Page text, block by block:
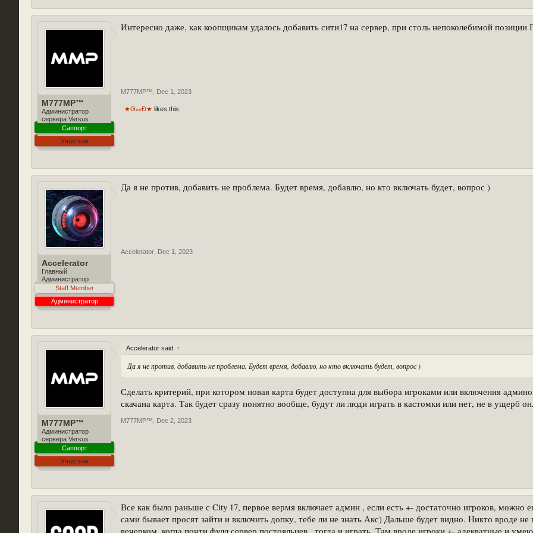
M777MP™
Администратор
сервера Versus
Саппорт
Участник
Интересно даже, как коопщикам удалось добавить сити17 на сервер, при столь непоколебимой позиции
M777MP™ Dec 1, 2023
★ǤℴℴĐ★ likes this.
Accelerator
Главный
Администратор
Staff Member
Администратор
Да я не против, добавить не проблема. Будет время, добавлю, но кто включать будет, вопрос )
Accelerator Dec 1, 2023
M777MP™
Администратор
сервера Versus
Саппорт
Участник
Accelerator said: ↑
Да я не против, добавить не проблема. Будет время, добавлю, но кто включать будет, вопрос )
Сделать критерий, при котором новая карта будет доступна для выбора игроками или включения
скачана карта. Так будет сразу понятно вообще, будут ли люди играть в кастомки или нет, не в ущерб
M777MP™ Dec 2, 2023
Все как было раньше с City 17, первое вермя включает админ , если есть +- достаточно игроков, можно
сами бывает просят зайти и включить допку, тебе ли не знать Акс) Дальше будет видно. Никто вроде не
вечерком, когда почти фулл сервер постояльцев , тогда и играть. Там вроде игроки +- адекватные и